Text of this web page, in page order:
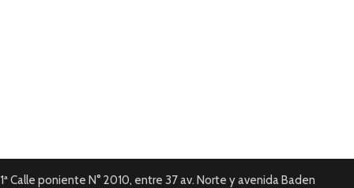
1ª Calle poniente N° 2010, entre 37 av. Norte y avenida Baden